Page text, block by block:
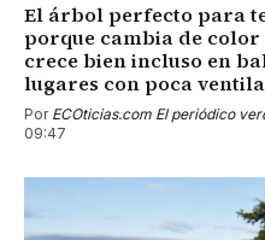
El árbol perfecto para
porque cambia de
crece bien incluso en
lugares con poca
Por ECOticias.com El periódico
09:47